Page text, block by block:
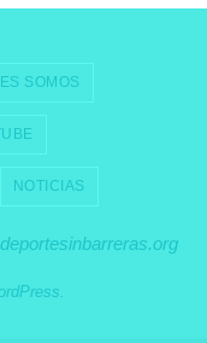
SOMOS
NOTICIAS